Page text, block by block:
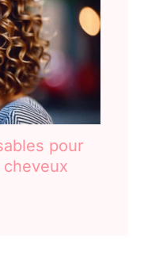
pour